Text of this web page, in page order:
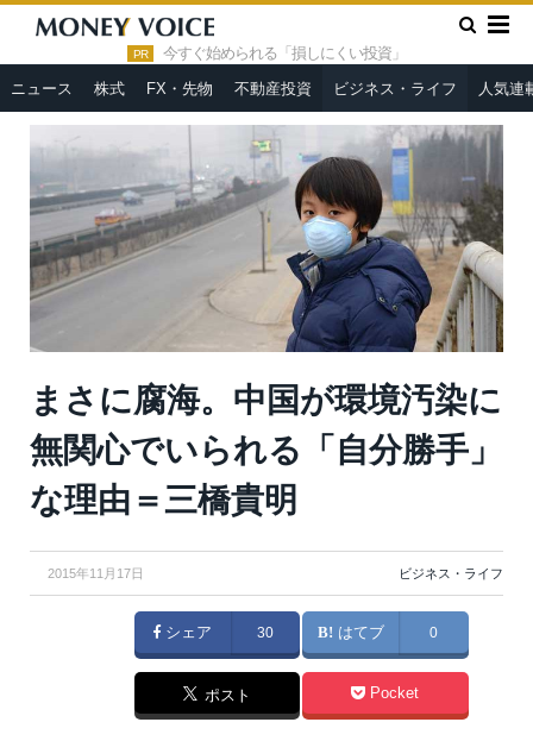
PR 今すぐ始められる「損しにくい投資」
ニュース 株式 FX・先物 不動産投資 ビジネス・ライフ 人気連
HOME » ビジネス・ライフ
まさに腐海。中国が環境汚染に無
関心でいられる「自分勝手」な理由＝三橋貴明
まさに腐海。中国が環境汚染に
無関心でいられる「自分勝手」
な理由＝三橋貴明
2015年11月17日 ビジネス・ライフ
シェア 30 はてブ 0
ポスト Pocket